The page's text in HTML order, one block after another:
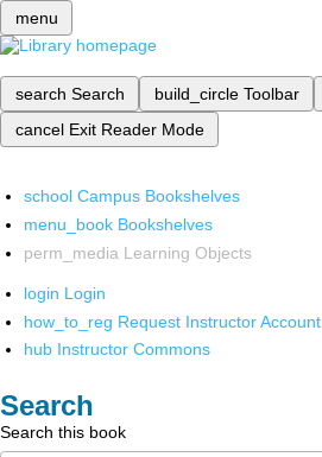
menu
search Search build_circle Toolbar
cancel Exit Reader Mode
school Campus Bookshelves
menu_book Bookshelves
perm_media Learning Objects
login Login
how_to_reg Request Instructor Account
hub Instructor Commons
Search
Search this book